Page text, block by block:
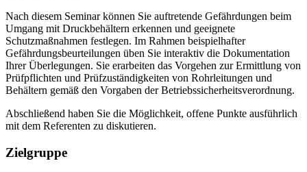
Nach diesem Seminar können Sie auftretende Gefährdungen beim
Umgang mit Druckbehältern erkennen und geeignete
Schutzmaßnahmen festlegen. Im Rahmen beispielhafter
Gefährdungsbeurteilungen üben Sie interaktiv die Dokumentation
Ihrer Überlegungen. Sie erarbeiten das Vorgehen zur Ermittlung von
Prüfpflichten und Prüfzuständigkeiten von Rohrleitungen und
Behältern gemäß den Vorgaben der Betriebssicherheitsverordnung.
Abschließend haben Sie die Möglichkeit, offene Punkte ausführlich
mit dem Referenten zu diskutieren.
Zielgruppe